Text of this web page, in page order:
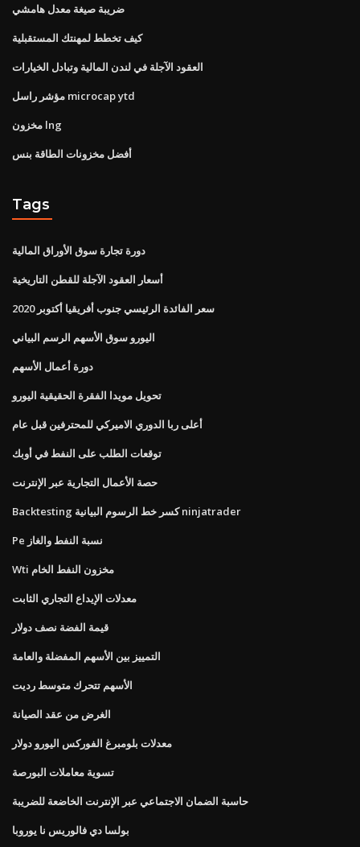
ضريبة صيغة معدل هامشي
كيف تخطط لمهنتك المستقبلية
العقود الآجلة في لندن المالية وتبادل الخيارات
مؤشر راسل microcap ytd
مخزون lng
أفضل مخزونات الطاقة بنس
Tags
دورة تجارة سوق الأوراق المالية
أسعار العقود الآجلة للقطن التاريخية
سعر الفائدة الرئيسي جنوب أفريقيا أكتوبر 2020
اليورو سوق الأسهم الرسم البياني
دورة أعمال الأسهم
تحويل مويدا الفقرة الحقيقية اليورو
أعلى ربا الدوري الاميركي للمحترفين قبل عام
توقعات الطلب على النفط في أوبك
حصة الأعمال التجارية عبر الإنترنت
Backtesting كسر خط الرسوم البيانية ninjatrader
Pe نسبة النفط والغاز
Wti مخزون النفط الخام
معدلات الإيداع التجاري الثابت
قيمة الفضة نصف دولار
التمييز بين الأسهم المفضلة والعامة
الأسهم تتحرك متوسط ​​رديت
الغرض من عقد الصيانة
معدلات بلومبرغ الفوركس اليورو دولار
تسوية معاملات البورصة
حاسبة الضمان الاجتماعي عبر الإنترنت الخاضعة للضريبة
بولسا دي فالوريس نا يوروبا